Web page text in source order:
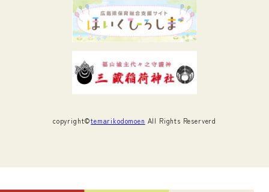
copyright©temarikodomoen All Rights Reserverd